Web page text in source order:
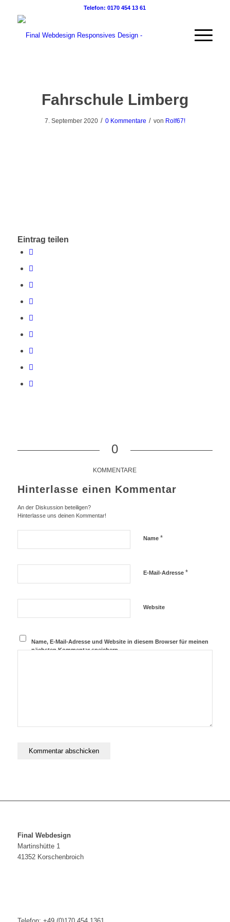
Telefon: 0170 454 13 61
Fahrschule Limberg
7. September 2020 / 0 Kommentare / von Rolf67!
Eintrag teilen
0
KOMMENTARE
Hinterlasse einen Kommentar
An der Diskussion beteiligen?
Hinterlasse uns deinen Kommentar!
Name *
E-Mail-Adresse *
Website
Name, E-Mail-Adresse und Website in diesem Browser für meinen
nächsten Kommentar speichern.
Final Webdesign
Martinshütte 1
41352 Korschenbroich